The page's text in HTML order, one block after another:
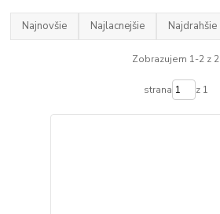
Najnovšie Najlacnejšie Najdrahšie
Zobrazujem 1-2 z 2
strana z 1